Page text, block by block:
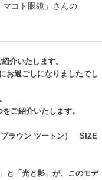
コト眼鏡」さんの
介いたします。
お過ごしになりましたでし
ご紹介いたします。
ラウン ツートン） SIZE
と「光と影」が、このモデ